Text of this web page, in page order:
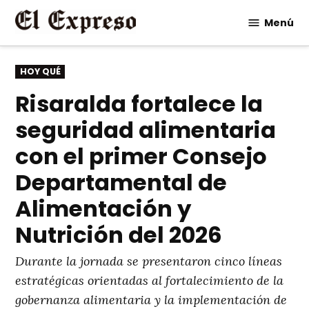
Saltar
contenido
Menú
PUBLICADO
EN
HOY QUÉ
Risaralda fortalece la
seguridad alimentaria
con el primer Consejo
Departamental de
Alimentación y
Nutrición del 2026
Durante la jornada se presentaron cinco líneas
estratégicas orientadas al fortalecimiento de la
gobernanza alimentaria y la implementación de